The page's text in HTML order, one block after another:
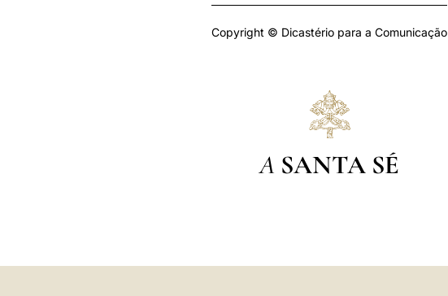
Copyright © Dicastério para a Comunicação
A SANTA SÉ